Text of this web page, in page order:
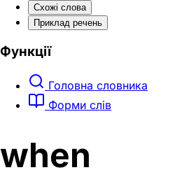
Схожі слова
Приклад речень
Функції
Головна словника
Форми слів
when